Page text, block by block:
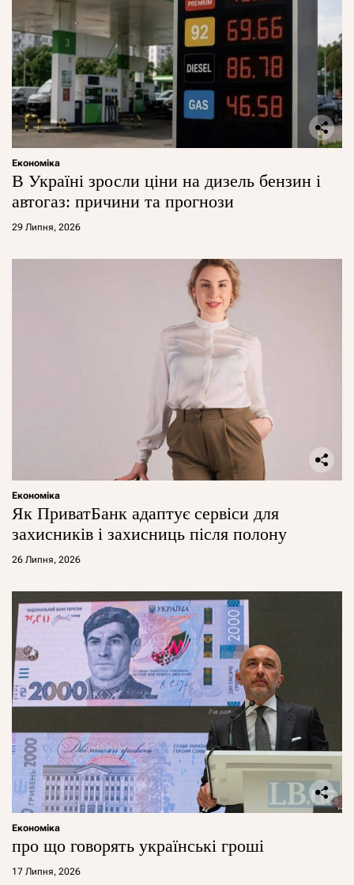
Економіка
В Україні зросли ціни на дизель бензин і
автогаз: причини та прогнози
29 Липня, 2026
Економіка
Як ПриватБанк адаптує сервіси для
захисників і захисниць після полону
26 Липня, 2026
Економіка
про що говорять українські гроші
17 Липня, 2026